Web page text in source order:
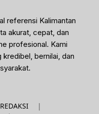
referensi Kalimantan
akurat, cepat, dan
profesional. Kami
bernilai, dan
REDAKSI
|